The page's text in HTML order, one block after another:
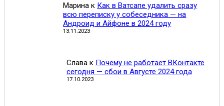
Марина к Как в Ватсапе удалить сразу
всю переписку у собеседника — на
Андроид и Айфоне в 2024 году
13.11.2023
Славак Почему не работает ВКонтакте
сегодня — сбои в Августе 2024 года
17.10.2023